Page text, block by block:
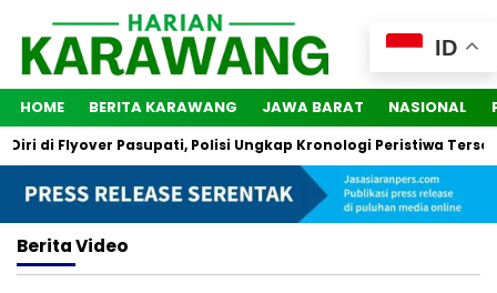
HOME BERITA KARAWANG JAWA BARAT NASIONAL
di Flyover Pasupati, Polisi Ungkap Kronologi Peristiwa
BeritaVideo
ID